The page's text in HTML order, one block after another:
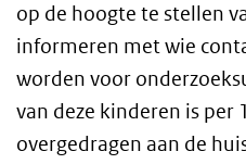
op de hoogte te stellen
informeren met wie
worden voor
van deze kinderen is per
overgedragen aan de